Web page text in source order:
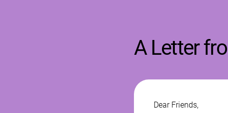
A Letter
Dear Friends,